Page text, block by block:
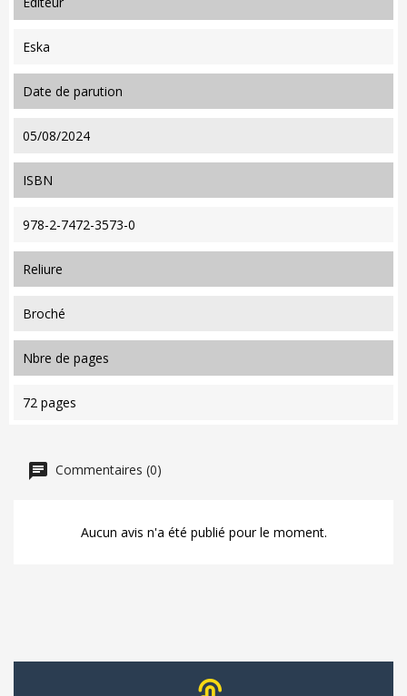
Eska
date de parution
05/08/2024
ISBN
978-2-7472-3573-0
reliure
Broché
nbre de pages
72 pages
Commentaires (0)
Aucun avis n'a été publié pour le moment.